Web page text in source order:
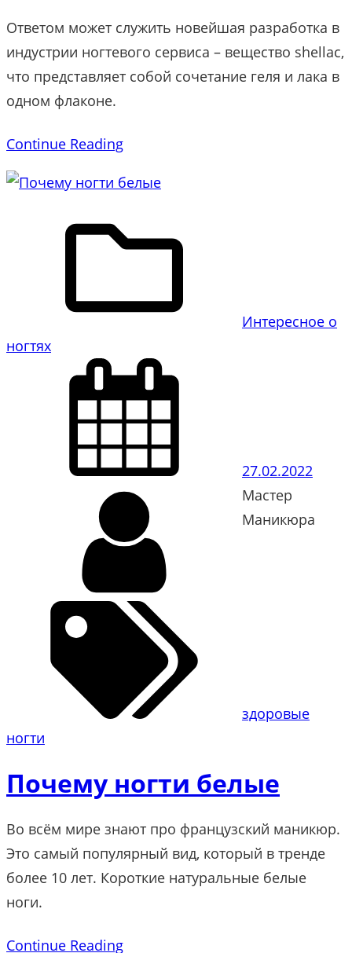
Ответом может служить новейшая разработка в
индустрии ногтевого сервиса – вещество shellac,
что представляет собой сочетание геля и лака в
одном флаконе.
Continue Reading
Интересное о
ногтях
27.02.2022
Мастер
Маникюра
здоровые
ногти
Почему ногти белые
Во всём мире знают про французский маникюр.
Это самый популярный вид, который в тренде
более 10 лет. Короткие натуральные белые
ноги.
Continue Reading